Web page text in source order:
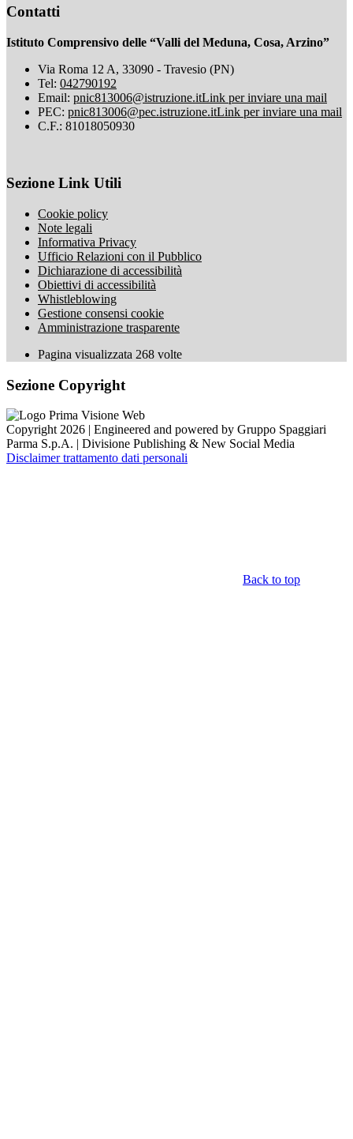
Contatti
Istituto Comprensivo delle “Valli del Meduna, Cosa, Arzino”
Via Roma 12 A, 33090 - Travesio (PN)
Tel: 042790192
Email: pnic813006@istruzione.itLink per inviare una mail
PEC: pnic813006@pec.istruzione.itLink per inviare una mail
C.F.: 81018050930
Sezione Link Utili
Cookie policy
Note legali
Informativa Privacy
Ufficio Relazioni con il Pubblico
Dichiarazione di accessibilità
Obiettivi di accessibilità
Whistleblowing
Gestione consensi cookie
Amministrazione trasparente
Pagina visualizzata 268 volte
Sezione Copyright
Copyright 2026 | Engineered and powered by Gruppo Spaggiari
Parma S.p.A. | Divisione Publishing & New Social Media
Disclaimer trattamento dati personali
Back to top